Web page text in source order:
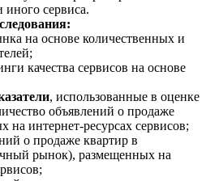
сервиса.
на основе количественных и
качества сервисов на основе
, использованные в оценке
объявлений о продаже
на интернет-ресурсах сервисов;
о продаже квартир в
рынок), размещенных на